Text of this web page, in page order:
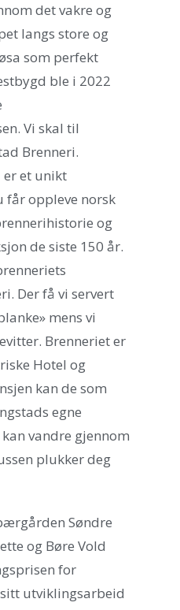
det vakre og
langs store og
som perfekt
ble i 2022
Vi skal til
Brenneri.
et unikt
får oppleve norsk
og
de siste 150 år.
Der få vi servert
mens vi
Brenneriet er
Hotel og
kan de som
egne
vandre gjennom
plukker deg
Søndre
og Børe Vold
for
utviklingsarbeid